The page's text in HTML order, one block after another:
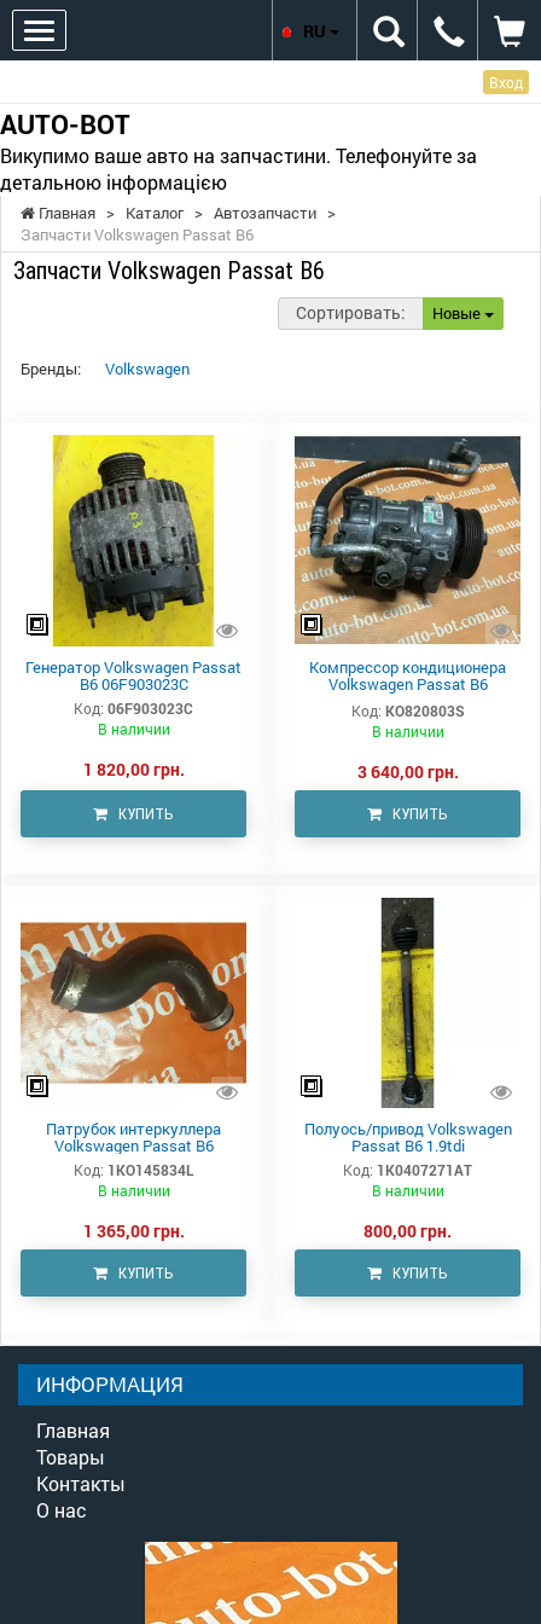
Вход
AUTO-BOT
Викупимо ваше авто на запчастини. Телефонуйте за
детальною інформацією
RU
Главная > Каталог > Автозапчасти >
Запчасти Volkswagen Passat B6
Запчасти Volkswagen Passat B6
Сортировать: Новые
Бренды: Volkswagen
Генератор Volkswagen Passat
B6 06F903023C
Код: 06F903023C
В наличии
1 820,00 грн.
КУПИТЬ
Компрессор кондиционера
Volkswagen Passat B6
KO820803S
Код: KO820803S
В наличии
3 640,00 грн.
КУПИТЬ
Патрубок интеркуллера
Volkswagen Passat B6
Код: 1KO145834L
В наличии
1 365,00 грн.
КУПИТЬ
Полуось/привод Volkswagen
Passat B6 1.9tdi
Код: 1K0407271AT
В наличии
800,00 грн.
КУПИТЬ
ИНФОРМАЦИЯ
Главная
Товары
Контакты
О нас